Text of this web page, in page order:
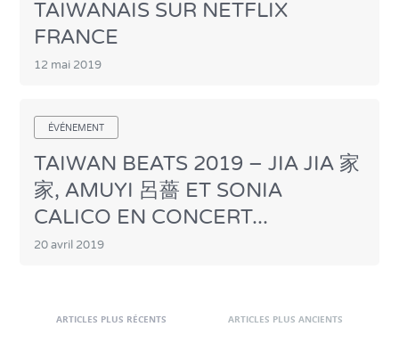
TAIWANAIS SUR NETFLIX
FRANCE
12 mai 2019
ÉVÉNEMENT
TAIWAN BEATS 2019 – JIA JIA 家
家, AMUYI 呂薔 ET SONIA
CALICO EN CONCERT...
20 avril 2019
ARTICLES PLUS RÉCENTS ARTICLES PLUS ANCIENTS